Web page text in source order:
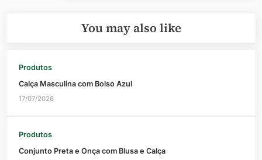
You may also like
Produtos
Calça Masculina com Bolso Azul
17/07/2026
Produtos
Conjunto Preta e Onça com Blusa e Calça